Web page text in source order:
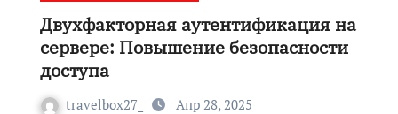
Двухфакторная аутентификация на
сервере: Повышение безопасности
доступа
travelbox27_ Апр 28, 2025